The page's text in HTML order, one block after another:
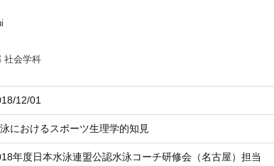
社会学科
12/01
におけるスポーツ生理学的知見
年度日本水泳連盟公認水泳コーチ研修会（名古屋）担当